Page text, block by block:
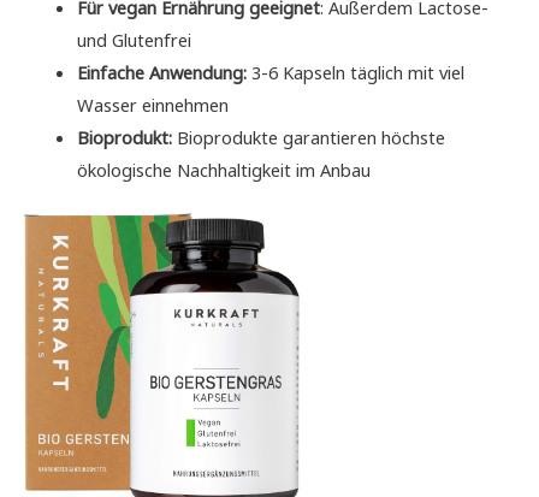
Für vegan Ernährung geeignet: Außerdem Lactose-
und Glutenfrei
Einfache Anwendung:3-6 Kapseln täglich mit viel
Wasser einnehmen
Bioprodukt:Bioprodukte garantieren höchste
ökologische Nachhaltigkeit im Anbau